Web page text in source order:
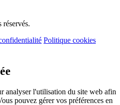
Politique cookies
analyser l'utilisation du site web afin
pouvez gérer vos préférences en